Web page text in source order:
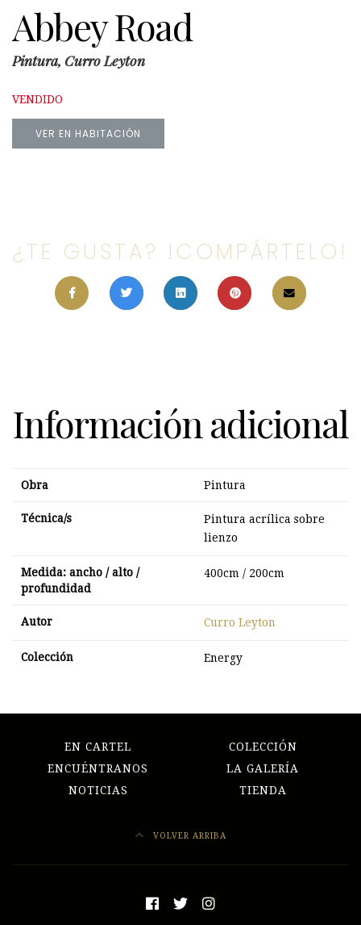
Abbey Road
Pintura, Curro Leyton
VENDIDO
VER EN HABITACIÓN
¿TE GUSTA? !COMPÁRTELO!
Información adicional
Obra Pintura
Técnica/s
Pintura acrílica sobre
lienzo
Medida: ancho / alto /
profundidad
400cm / 200cm
Autor Curro Leyton
Colección Energy
EN CARTEL
COLECCIÓN
ENCUÉNTRANOS
LA GALERÍA
NOTICIAS
TIENDA
VOLVER ARRIBA